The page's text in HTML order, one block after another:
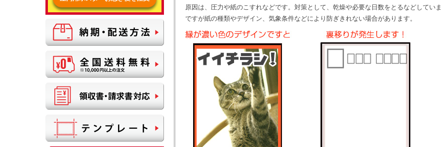
原因は、圧力や紙のこすれなどです。対策として、乾燥や必要な日数をとるなどしていま
ですが紙の種類やデザイン、気象条件などにより防ぎきれない場合があります。